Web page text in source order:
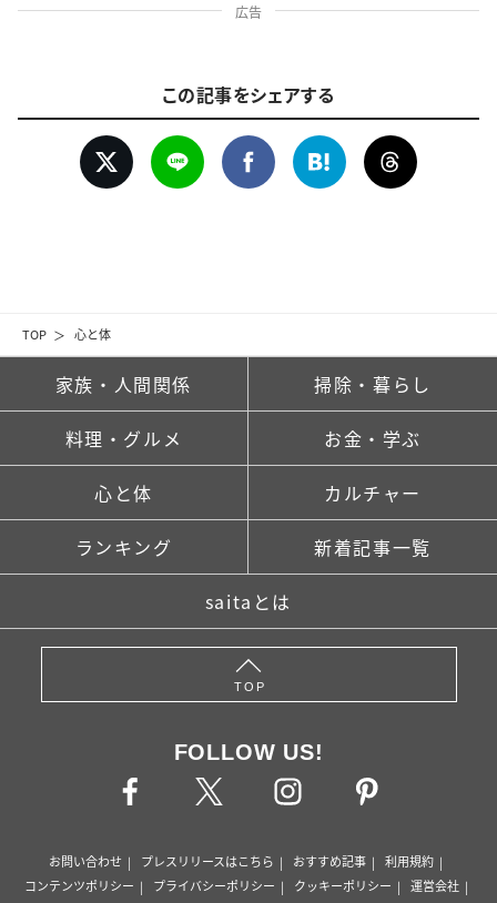
TOP 心と体
広告
この記事をシェアする
家族・人間関係 掃除・暮らし
料理・グルメ お金・学ぶ
心と体 カルチャー
ランキング 新着記事一覧
saitaとは
TOP
FOLLOW US!
お問い合わせ プレスリリースはこちら おすすめ記事
利用規約
コンテンツポリシー
プライバシーポリシー クッキーポリシー
運営会社